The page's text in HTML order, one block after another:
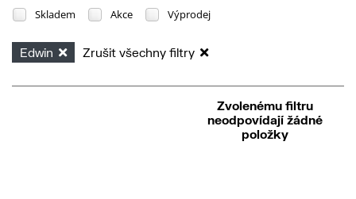
Skladem Akce Výprodej
Edwin Zrušit všechny filtry
Zvolenému filtru
neodpovídají žádné
položky